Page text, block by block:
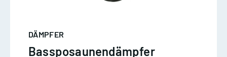
DÄMPFER
Bassposaunendämpfer